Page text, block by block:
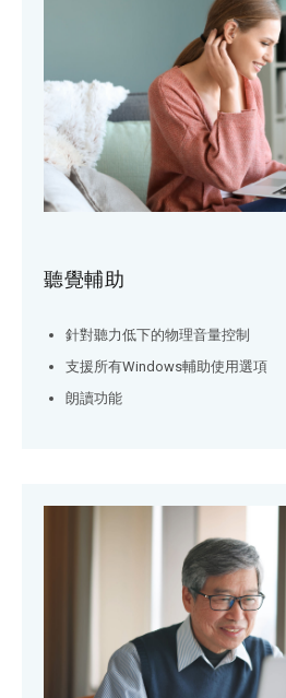
聽覺輔助
針對聽力低下的物理音量控制
支援所有Windows輔助使用選項
朗讀功能